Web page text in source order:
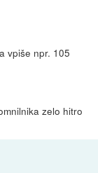
vpiše npr. 105
zelo hitro